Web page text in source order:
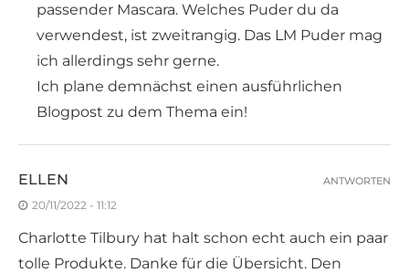
passender Mascara. Welches Puder du da
verwendest, ist zweitrangig. Das LM Puder mag
ich allerdings sehr gerne.
Ich plane demnächst einen ausführlichen
Blogpost zu dem Thema ein!
ELLEN
20/11/2022 - 11:12
Charlotte Tilbury hat halt schon echt auch ein paar
tolle Produkte. Danke für die Übersicht. Den
ANTWORTEN